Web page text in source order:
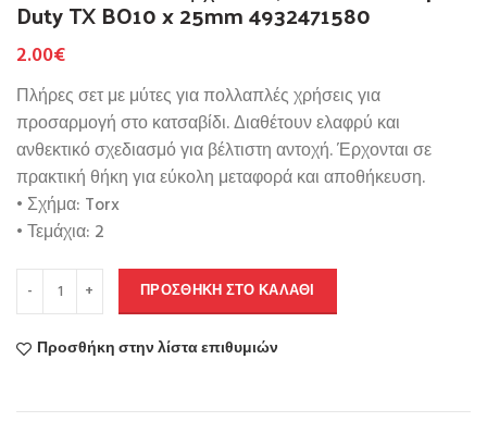
Duty TX BO10 x 25mm 4932471580
2.00€
Πλήρες σετ με μύτες για πολλαπλές χρήσεις για
προσαρμογή στο κατσαβίδι. Διαθέτουν ελαφρύ και
ανθεκτικό σχεδιασμό για βέλτιστη αντοχή. Έρχονται σε
πρακτική θήκη για εύκολη μεταφορά και αποθήκευση.
• Σχήμα: Torx
• Τεμάχια: 2
ΠΡΟΣΘΉΚΗ ΣΤΟ ΚΑΛΆΘΙ
Προσθήκη στην λίστα επιθυμιών